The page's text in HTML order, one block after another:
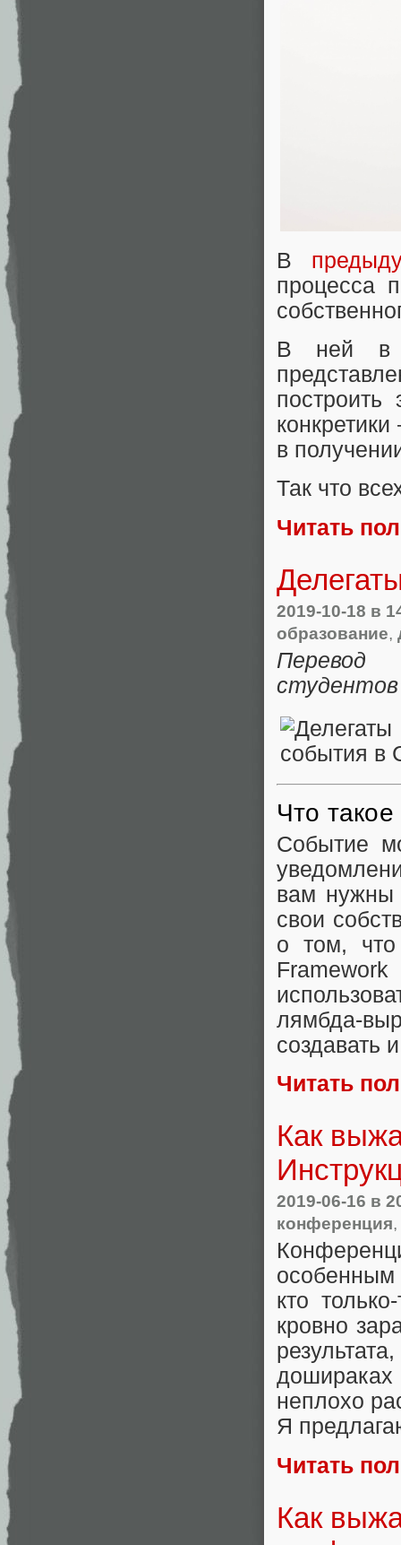
В
процесса
В ней в
построить
в
Так что
Читать
2019-10-18 в
образование,
Перевод
Что
Событие
вам нужны
свои
о том, что
лямбда-
создавать
Читать
Как
2019-06-16 в
конференция,
кто
кровно
неплохо
Я
Читать
Как